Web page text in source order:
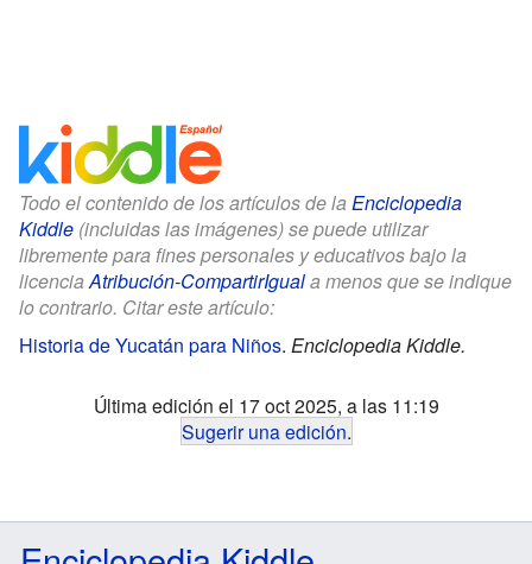
Todo el contenido de los artículos de la Enciclopedia
Kiddle (incluidas las imágenes) se puede utilizar
libremente para fines personales y educativos bajo la
licenciaAtribución-CompartirIguala menos que se indique
lo contrario. Citar este artículo:
Historia de Yucatán para Niños. Enciclopedia Kiddle.
Última edición el 17 oct 2025, a las 11:19
Sugerir una edición.